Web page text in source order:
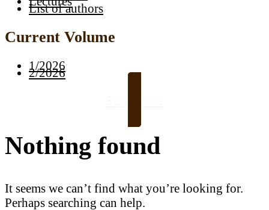
List of authors
Current Volume
1/2026
2/2026
Nothing found
It seems we can’t find what you’re looking for.
Perhaps searching can help.